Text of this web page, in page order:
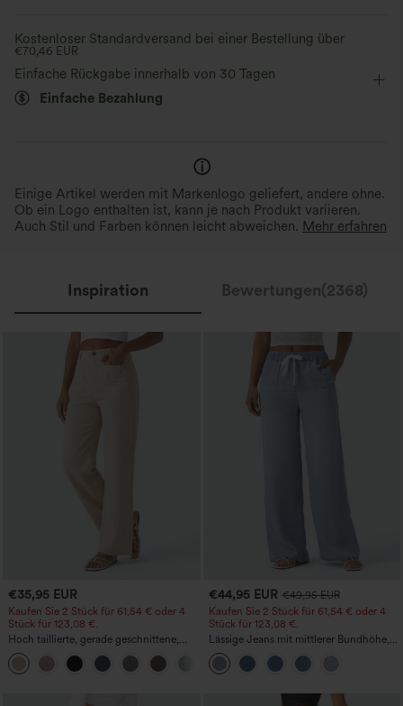
lässig
Kostenloser Standardversand bei einer Bestellung über
€70,46 EUR
Einfache Rückgabe innerhalb von 30 Tagen
Einfache Bezahlung
Einige Artikel werden mit Markenlogo geliefert, andere ohne.
Ob ein Logo enthalten ist, kann je nach Produkt variieren.
Auch Stil und Farben können leicht abweichen. Mehr erfahren
Inspiration Bewertungen(2368)
€35,95 EUR
Kaufen Sie 2 Stück für 61,54 € oder 4
Stück für 123,08 €.
Hoch taillierte, gerade geschnittene,
legere Leinen-Optik-Hose mit Taschen
+5
€44,95 EUR €49,95 EUR
Kaufen Sie 2 Stück für 61,54 € oder 4
Stück für 123,08 €.
Lässige Jeans mit mittlerer Bundhöhe,
Kordelzug und Taschen